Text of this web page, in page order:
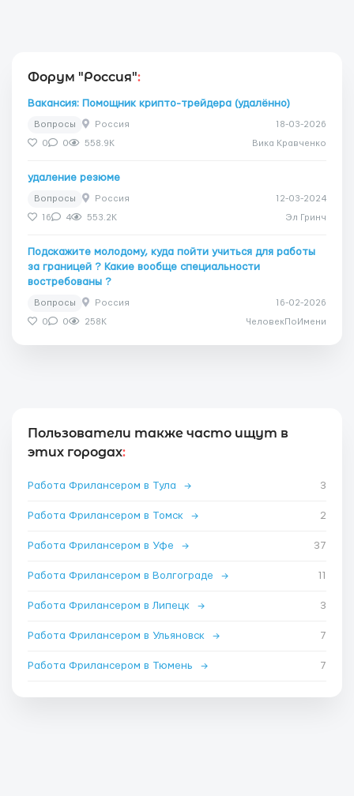
Форум "Россия":
Вакансия: Помощник крипто-трейдера (удалённо)
Вопросы Россия 18-03-2026
0 0 558.9K Вика Кравченко
удаление резюме
Вопросы Россия 12-03-2024
16 4 553.2K Эл Гринч
Подскажите молодому, куда пойти учиться для работы
за границей ? Какие вообще специальности
востребованы ?
Вопросы Россия 16-02-2026
0 0 258K ЧеловекПоИмени
Пользователи также часто ищут в
этих городах:
Работа Фрилансером в Тула → 3
Работа Фрилансером в Томск → 2
Работа Фрилансером в Уфе → 37
Работа Фрилансером в Волгограде → 11
Работа Фрилансером в Липецк → 3
Работа Фрилансером в Ульяновск → 7
Работа Фрилансером в Тюмень → 7